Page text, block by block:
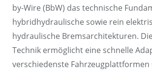
by-Wire (BbW) das technische
hybridhydraulische sowie rein
hydraulische Bremsarchitekturen.
Technik ermöglicht eine schnelle
verschiedenste